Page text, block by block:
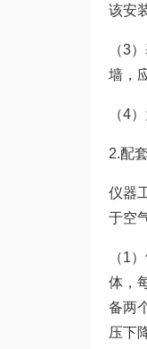
该安
（3
墙，
（4
2.配
仪器
于空
（1
体，
备两
压下